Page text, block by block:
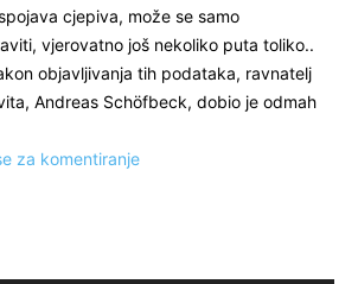
cjepiva, može se samo
vjerovatno još nekoliko puta toliko..
objavljivanja tih podataka, ravnatelj
Andreas Schöfbeck, dobio je odmah
za komentiranje